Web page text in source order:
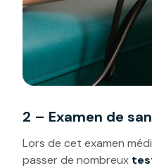
2 – Examen de
Lors de cet examen
passer de nombreux